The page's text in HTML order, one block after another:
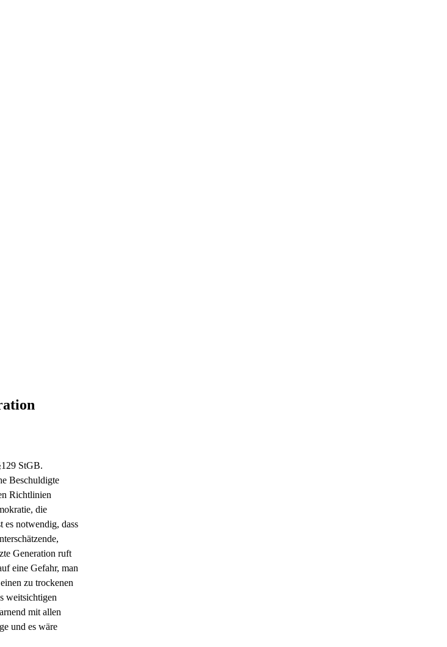
StGB.
Beschuldigte
Richtlinien
die
es notwendig, dass
Generation ruft
eine Gefahr, man
zu trockenen
weitsichtigen
mit allen
und es wäre